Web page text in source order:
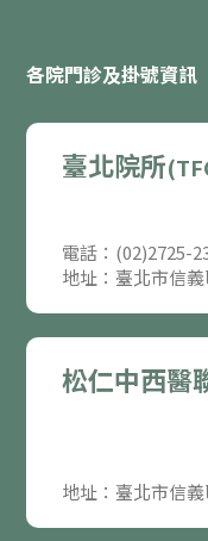
各院門診及掛號資訊
臺北院所
電話：(02)2725-
地址：臺北市信
松仁中西醫
地址：臺北市信